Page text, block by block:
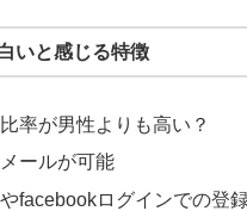
いと感じる特徴
率が男性よりも高い？
ールが可能
facebookログインでの登